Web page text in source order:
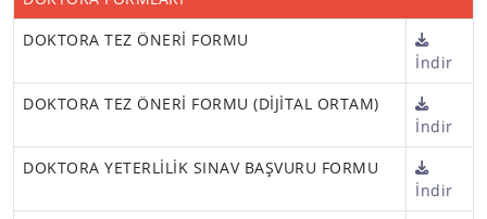
DOKTORA TEZ ÖNERİ FORMU
İndir
DOKTORA TEZ ÖNERİ FORMU (DİJİTAL ORTAM)
İndir
DOKTORA YETERLİLİK SINAV BAŞVURU FORMU
İndir